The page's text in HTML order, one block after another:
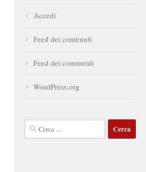
Accedi
Feed dei contenuti
Feed dei commenti
WordPress.org
Ricerca
per: